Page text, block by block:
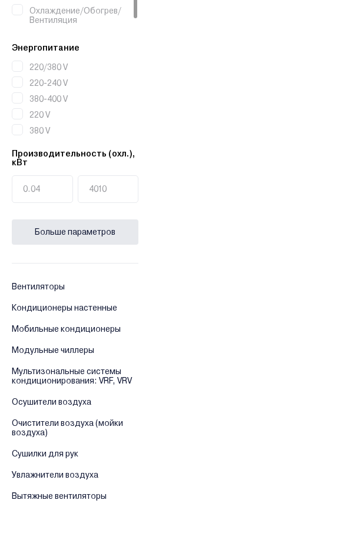
Охлаждение/Обогрев/
Вентиляция
Энергопитание
220/380 V
220-240 V
380-400 V
220 V
380 V
Производительность (охл.),
кВт
Больше параметров
Вентиляторы
Кондиционеры настенные
Мобильные кондиционеры
Модульные чиллеры
Мультизональные системы
кондиционирования: VRF, VRV
Осушители воздуха
Очистители воздуха (мойки
воздуха)
Сушилки для рук
Увлажнители воздуха
Вытяжные вентиляторы